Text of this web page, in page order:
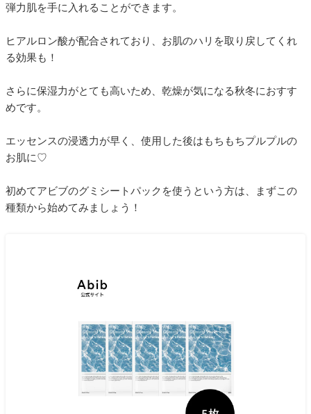
弾力肌を手に入れることができます。
ヒアルロン酸が配合されており、お肌のハリを取り戻してくれ
る効果も！
さらに保湿力がとても高いため、乾燥が気になる秋冬におすす
めです。
エッセンスの浸透力が早く、使用した後はもちもちプルプルの
お肌に♡
初めてアビブのグミシートパックを使うという方は、まずこの
種類から始めてみましょう！